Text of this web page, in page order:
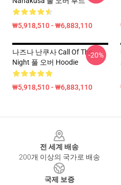
₩5,918,510 - ₩6,883,110
나즈나 난쿠사 Call Of The
Night 풀 오버 Hoodie
₩5,918,510 - ₩6,883,110
-20%
전 세계 배송
200개 이상의 국가로 배송
국제 보증